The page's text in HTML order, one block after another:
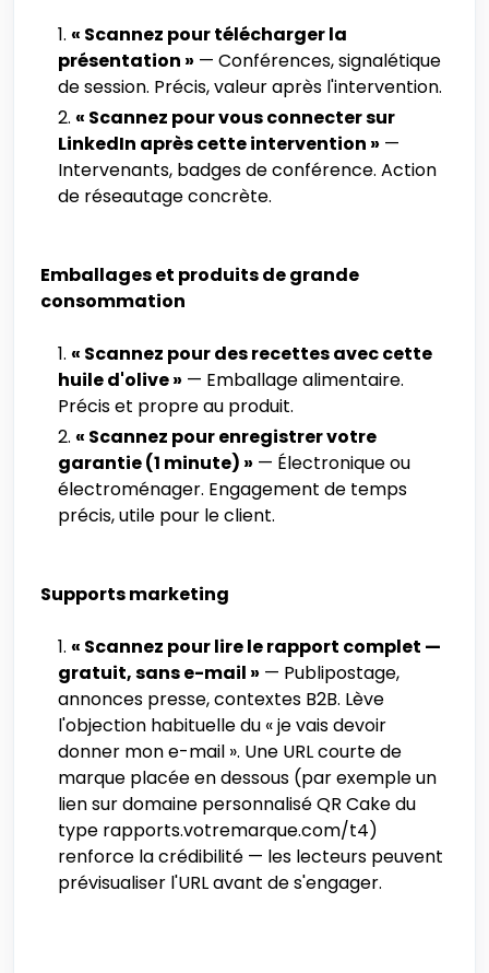
« Scannez pour télécharger la
présentation » — Conférences, signalétique
de session. Précis, valeur après l'intervention.
« Scannez pour vous connecter sur
LinkedIn après cette intervention » —
Intervenants, badges de conférence. Action
de réseautage concrète.
Emballages et produits de grande
consommation
« Scannez pour des recettes avec cette
huile d'olive » — Emballage alimentaire.
Précis et propre au produit.
« Scannez pour enregistrer votre
garantie (1 minute) » — Électronique ou
électroménager. Engagement de temps
précis, utile pour le client.
Supports marketing
« Scannez pour lire le rapport complet —
gratuit, sans e-mail » — Publipostage,
annonces presse, contextes B2B. Lève
l'objection habituelle du « je vais devoir
donner mon e-mail ». Une URL courte de
marque placée en dessous (par exemple un
lien sur domaine personnalisé QR Cake du
type rapports.votremarque.com/t4)
renforce la crédibilité — les lecteurs peuvent
prévisualiser l'URL avant de s'engager.